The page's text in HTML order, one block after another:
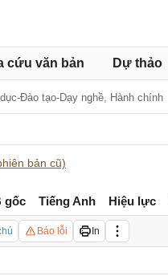
cứu văn bản Dự thảo
Đào tạo-Dạy nghề, Hành chính
bản cũ)
gốc Tiếng Anh Hiệu lực
Báo lỗi In